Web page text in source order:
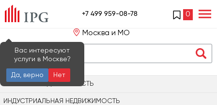
+7 499 959-08-78 0
Москва и МО
Вас интересуют
услуги в Москве?
Да, верно
Нет
ОФИСНАЯ НЕДВИЖИМОСТЬ
ИНДУСТРИАЛЬНАЯ НЕДВИЖИМОСТЬ